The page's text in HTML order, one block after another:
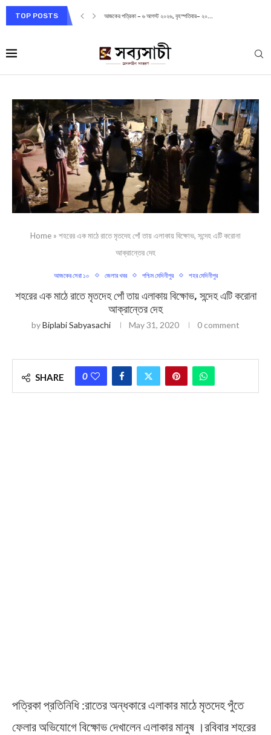
TOP POSTS আজকের পত্রিকা – ৬ আগস্ট ২০২৬, বৃহস্পতিবার– ২০...
Home » শহরের এক মাঠে রাতে মৃতদেহ পোঁ তায় এলাকায় বিক্ষোভ, সন্দেহ এটি করোনা
আক্রান্তের দেহ
আজকের সেরা ১০ জেলার খবর পশ্চিম মেদিনীপুর শহর মেদিনীপুর
শহরের এক মাঠে রাতে মৃতদেহ পোঁ তায় এলাকায় বিক্ষোভ, সন্দেহ এটি করোনা
আক্রান্তের দেহ
byBiplabi Sabyasachi May 31, 2020 0 comment
SHARE 0
পত্রিকা প্রতিনিধি :রাতের অন্ধকারে এলাকার মাঠে মৃতদেহ পুঁতে
ফেলার অভিযোগে বিক্ষোভ দেখালেন এলাকার মানুষ ।রবিবার শহরের